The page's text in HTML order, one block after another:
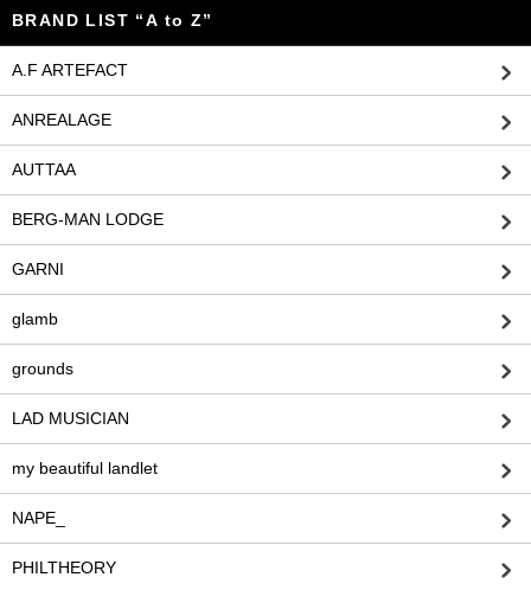
BRAND LIST “A to Z”
A.F ARTEFACT
ANREALAGE
AUTTAA
BERG-MAN LODGE
GARNI
glamb
grounds
LAD MUSICIAN
my beautiful landlet
NAPE_
PHILTHEORY